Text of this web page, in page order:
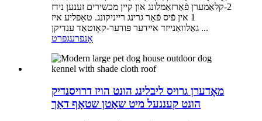
2-קלאַמערן פֿאַרזאַמלונג און קיין מכשירים זענען נידז
1 אין פֿיס פֿאַר גרינג רייניקונג. טאַפליע איז
גאַלוואַנייזד איידער פּודער-קאָוטאַד ענדיקן ...
אָנפרעגפּרט
מאָדערן גרויס ליבלינג הונט הויז דרויסנדיק
הונט קעננעל מיט שאָטן שטאָף דאַך